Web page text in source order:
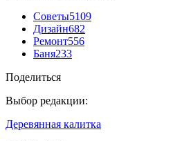
Советы5109
Дизайн682
Ремонт556
Баня233
Поделиться
Выбор редакции:
Деревянная калитка